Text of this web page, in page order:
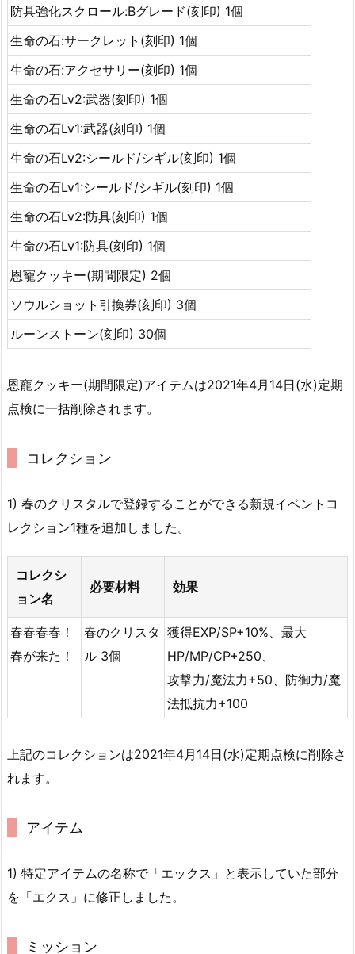
防具強化スクロール:Bグレード(刻印) 1個
生命の石:サークレット(刻印) 1個
生命の石:アクセサリー(刻印) 1個
生命の石Lv2:武器(刻印) 1個
生命の石Lv1:武器(刻印) 1個
生命の石Lv2:シールド/シギル(刻印) 1個
生命の石Lv1:シールド/シギル(刻印) 1個
生命の石Lv2:防具(刻印) 1個
生命の石Lv1:防具(刻印) 1個
恩寵クッキー(期間限定) 2個
ソウルショット引換券(刻印) 3個
ルーンストーン(刻印) 30個
恩寵クッキー(期間限定)アイテムは2021年4月14日(水)定期
点検に一括削除されます。
コレクション
1) 春のクリスタルで登録することができる新規イベントコ
レクション1種を追加しました。
コレクシ
ョン名
必要材料 効果
春春春春！
春が来た！
春のクリスタ
ル 3個
獲得EXP/SP+10%、最大
HP/MP/CP+250、
攻撃力/魔法力+50、防御力/魔
法抵抗力+100
上記のコレクションは2021年4月14日(水)定期点検に削除さ
れます。
アイテム
1) 特定アイテムの名称で「エックス」と表示していた部分
を「エクス」に修正しました。
ミッション